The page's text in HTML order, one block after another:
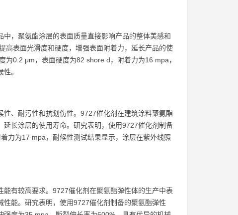
，聚氨酯涂层的表面质量直接影响产品的整体美感和
高表面光滑度和硬度，增强表面附着力，延长产品的使
0.2 μm，表面硬度为82 shore d，附着力为16 mpa，
。
、耐污性和抗划伤性。9727催化剂在建筑涂料聚氨酯
长涂层的使用寿命。研究表明，使用9727催化剂制备
力为17 mpa，耐候性测试结果显示，涂层在紫外线照
有较高要求。9727催化剂在聚氨酯弹性体的生产中表
能。研究表明，使用9727催化剂制备的聚氨酯弹性